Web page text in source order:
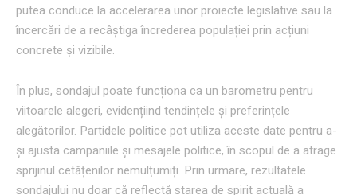
putea conduce la accelerarea unor proiecte legislative sau la
încercări de a recâștiga încrederea populației prin acțiuni
concrete și vizibile.
În plus, sondajul poate funcționa ca un barometru pentru
viitoarele alegeri, evidențiind tendințele și preferințele
alegătorilor. Partidele politice pot utiliza aceste date pentru a-
și ajusta campaniile și mesajele politice, în scopul de a atrage
sprijinul cetățenilor nemulțumiți. Prin urmare, rezultatele
sondajului nu doar că reflectă starea de spirit actuală a